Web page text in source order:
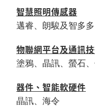
智慧照明傳感器
邁睿、朗駿及智多多
物聯網平台及通訊
塗鴉、晶訊、螢石
器件、智能軟硬件
晶訊、海令